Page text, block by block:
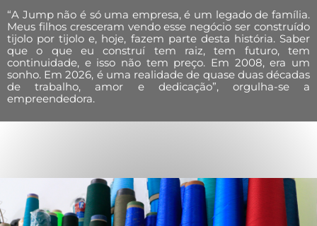
“A Jump não é só uma empresa, é um legado de família.
Meus filhos cresceram vendo esse negócio ser construído
tijolo por tijolo e, hoje, fazem parte desta história. Saber
que o que eu construí tem raiz, tem futuro, tem
continuidade, e isso não tem preço. Em 2008, era um
sonho. Em 2026, é uma realidade de quase duas décadas
de trabalho, amor e dedicação”, orgulha-se a
empreendedora.